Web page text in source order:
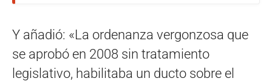
Y añadió: «La ordenanza vergonzosa que
se aprobó en 2008 sin tratamiento
legislativo, habilitaba un ducto sobre el